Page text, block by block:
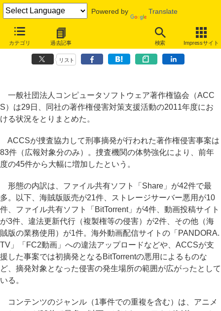
Powered by Translate
カテゴリ 過去記事 検索 Impressサイト
ACCSが捜査協力して刑事摘発に至った著作権侵害事案、2011年度は
83件
リスト
一般社団法人コンピュータソフトウェア著作権協会（ACC
S）は29日、同社の著作権侵害対策支援活動の2011年度にお
ける状況をとりまとめた。
ACCSが捜査協力して刑事摘発が行われた著作権侵害事案は
83件（広報対象分のみ）。捜査機関の体勢強化により、前年
度の45件から大幅に増加したという。
形態の内訳は、ファイル共有ソフト「Share」が42件で最
多。以下、海賊版販売が21件、ストレージサーバー悪用が10
件、ファイル共有ソフト「BitTorrent」が4件、動画投稿サイト
が3件、違法更新代行（複製権等の侵害）が2件、その他（海
賊版の業務使用）が1件。海外動画配信サイトの「PANDORA.
TV」「FC2動画」への違法アップロードなどや、ACCSが支
援した事案では初摘発となるBitTorrentの悪用によるものな
ど、摘発対象となった侵害の発生場所の範囲が広がったとして
いる。
コンテンツのジャンル（1事件での重複を含む）は、アニメ